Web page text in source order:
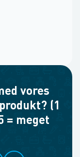
vores
(1
= meget